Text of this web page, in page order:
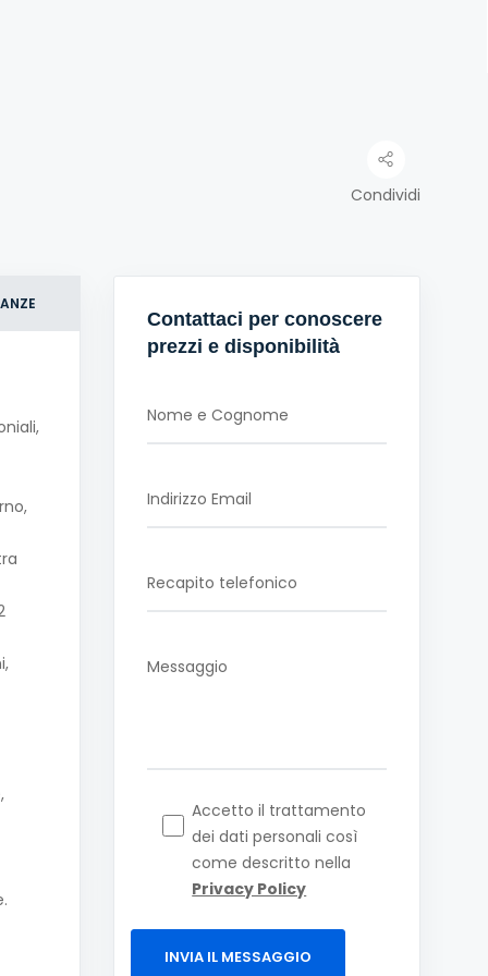
Condividi
Contattaci per conoscere
prezzi e disponibilità
Accetto il trattamento
dei dati personali così
come descritto nella
Privacy Policy